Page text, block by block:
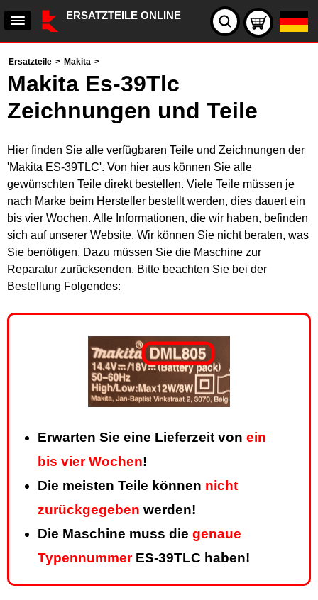
ERSATZTEILE ONLINE
Ersatzteile > Makita >
Makita Es-39Tlc
Zeichnungen und Teile
Hier finden Sie alle verfügbaren Teile und Zeichnungen der
'Makita ES-39TLC'. Von hier aus können Sie alle
gewünschten Teile direkt bestellen. Viele Teile müssen je
nach Marke beim Hersteller bestellt werden, dies dauert ein
bis vier Wochen. Alle Informationen, die wir haben, befinden
sich auf unserer Website. Wir können Sie nicht beraten, was
Sie benötigen. Dazu müssen Sie die Maschine zur
Reparatur zurücksenden. Bitte beachten Sie bei der
Bestellung Folgendes:
Erwarten Sie eine Lieferzeit von ein
bis vier Wochen!
Die meisten Teile können nicht
zurückgegeben werden!
Die Maschine muss die genaue
TypennummerES-39TLC haben!